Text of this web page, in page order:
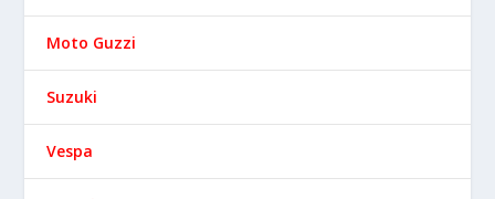
Moto Guzzi
Suzuki
Vespa